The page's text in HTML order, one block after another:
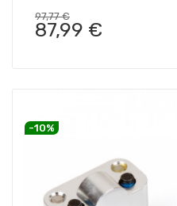
97,77 €
87,99 €
-10%